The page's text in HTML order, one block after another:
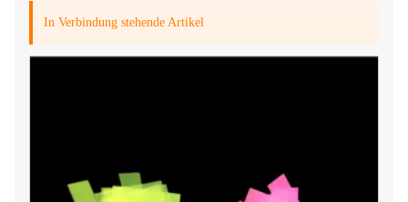
In Verbindung stehende Artikel